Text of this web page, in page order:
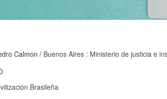
Calmon / Buenos Aires : Ministerio de justicia e
Brasileña